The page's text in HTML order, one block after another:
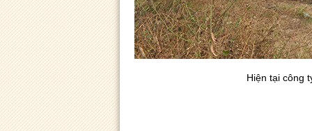
Hiện tại công